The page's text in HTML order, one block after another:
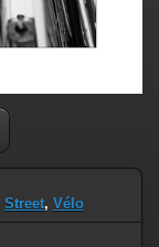
Street, Vélo